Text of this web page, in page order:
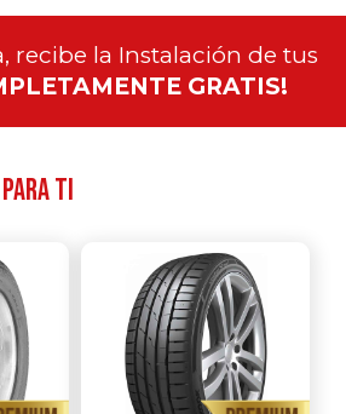
recibe la Instalación de tus
GRATIS!
para ti